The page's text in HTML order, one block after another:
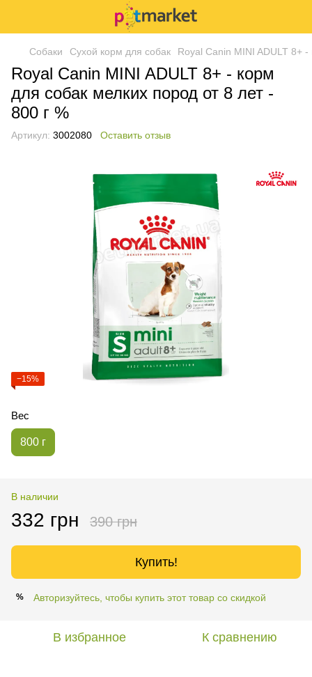
Собаки Сухой корм для собак Royal Canin MINI ADULT 8+
Royal Canin MINI ADULT 8+ - корм
для собак мелких пород от 8 лет -
800 г %
Артикул: 3002080 Оставить отзыв
−15%
Вес
800 г
В наличии
332 грн 390 грн
Купить!
% Авторизуйтесь, чтобы купить этот товар со скидкой
В избранное К сравнению